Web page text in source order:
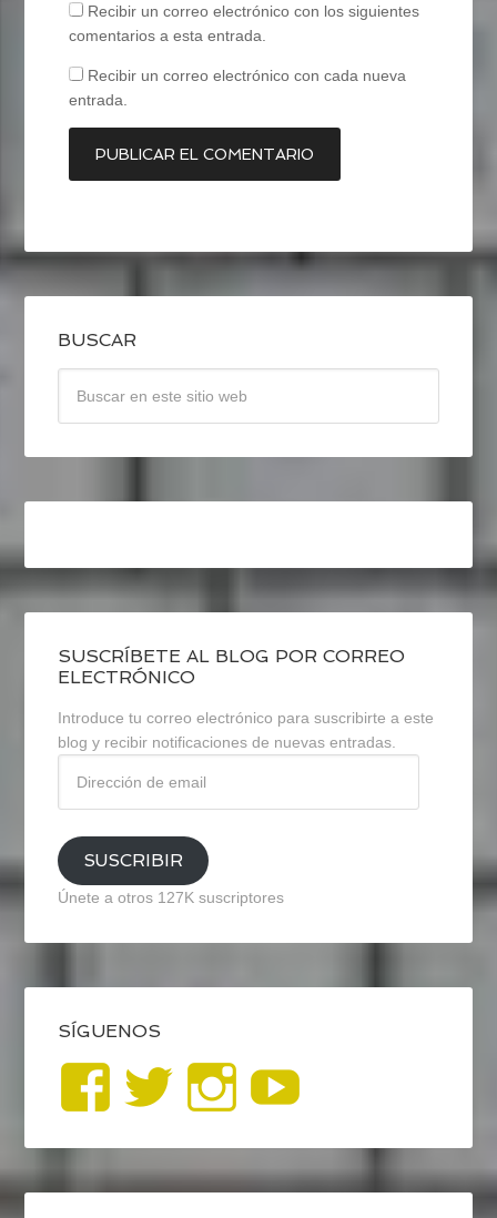
Recibir un correo electrónico con los siguientes
comentarios a esta entrada.
Recibir un correo electrónico con cada nueva
entrada.
BUSCAR
SUSCRÍBETE AL BLOG POR CORREO
ELECTRÓNICO
Introduce tu correo electrónico para suscribirte a este
blog y recibir notificaciones de nuevas entradas.
email
SUSCRIBIR
Únete a otros 127K suscriptores
SÍGUENOS
Ver
perfil
de
Ver
perfil
de
Ver
perfil
de